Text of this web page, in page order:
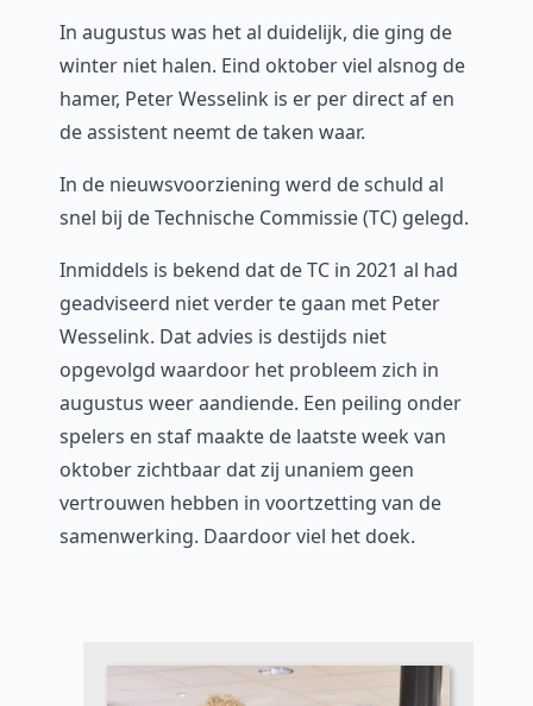
In augustus was het al duidelijk, die ging de
winter niet halen. Eind oktober viel alsnog de
hamer, Peter Wesselink is er per direct af en
de assistent neemt de taken waar.
In de nieuwsvoorziening werd de schuld al
snel bij de Technische Commissie (TC) gelegd.
Inmiddels is bekend dat de TC in 2021 al had
geadviseerd niet verder te gaan met Peter
Wesselink. Dat advies is destijds niet
opgevolgd waardoor het probleem zich in
augustus weer aandiende. Een peiling onder
spelers en staf maakte de laatste week van
oktober zichtbaar dat zij unaniem geen
vertrouwen hebben in voortzetting van de
samenwerking. Daardoor viel het doek.